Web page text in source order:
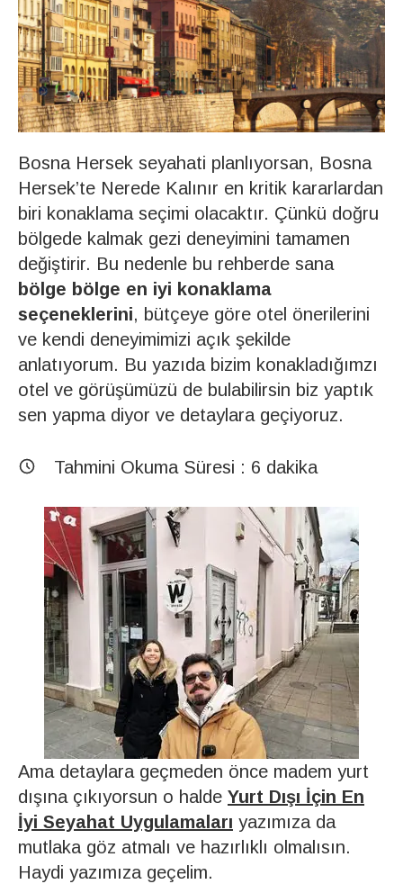
Bosna Hersek seyahati planlıyorsan, Bosna
Hersek’te Nerede Kalınır en kritik kararlardan
biri konaklama seçimi olacaktır. Çünkü doğru
bölgede kalmak gezi deneyimini tamamen
değiştirir. Bu nedenle bu rehberde sana
bölge bölge en iyi konaklama
seçeneklerini, bütçeye göre otel önerilerini
ve kendi deneyimimizi açık şekilde
anlatıyorum. Bu yazıda bizim konakladığımzı
otel ve görüşümüzü de bulabilirsin biz yaptık
sen yapma diyor ve detaylara geçiyoruz.
Tahmini Okuma Süresi : 6 dakika
Ama detaylara geçmeden önce madem yurt
dışına çıkıyorsun o halde Yurt Dışı İçin En
İyi Seyahat Uygulamaları yazımıza da
mutlaka göz atmalı ve hazırlıklı olmalısın.
Haydi yazımıza geçelim.